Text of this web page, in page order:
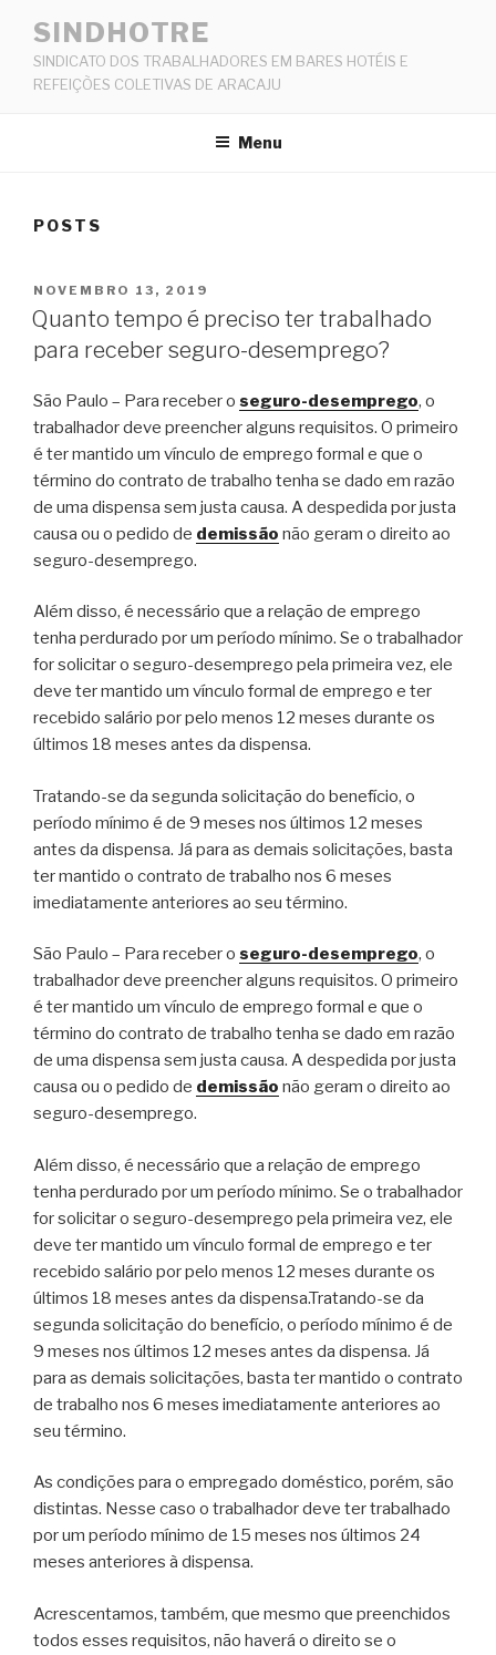
conteúdo
SINDHOTRE
SINDICATO DOS TRABALHADORES EM BARES HOTÉIS E
REFEIÇÕES COLETIVAS DE ARACAJU
Menu
POSTS
PUBLICADO
EM
NOVEMBRO 13, 2019
Quanto tempo é preciso ter trabalhado
para receber seguro-desemprego?
São Paulo – Para receber o seguro-desemprego, o
trabalhador deve preencher alguns requisitos. O primeiro
é ter mantido um vínculo de emprego formal e que o
término do contrato de trabalho tenha se dado em razão
de uma dispensa sem justa causa. A despedida por justa
causa ou o pedido de demissão não geram o direito ao
seguro-desemprego.
Além disso, é necessário que a relação de emprego
tenha perdurado por um período mínimo. Se o trabalhador
for solicitar o seguro-desemprego pela primeira vez, ele
deve ter mantido um vínculo formal de emprego e ter
recebido salário por pelo menos 12 meses durante os
últimos 18 meses antes da dispensa.
Tratando-se da segunda solicitação do benefício, o
período mínimo é de 9 meses nos últimos 12 meses
antes da dispensa. Já para as demais solicitações, basta
ter mantido o contrato de trabalho nos 6 meses
imediatamente anteriores ao seu término.
São Paulo – Para receber o seguro-desemprego, o
trabalhador deve preencher alguns requisitos. O primeiro
é ter mantido um vínculo de emprego formal e que o
término do contrato de trabalho tenha se dado em razão
de uma dispensa sem justa causa. A despedida por justa
causa ou o pedido de demissão não geram o direito ao
seguro-desemprego.
Além disso, é necessário que a relação de emprego
tenha perdurado por um período mínimo. Se o trabalhador
for solicitar o seguro-desemprego pela primeira vez, ele
deve ter mantido um vínculo formal de emprego e ter
recebido salário por pelo menos 12 meses durante os
últimos 18 meses antes da dispensa.Tratando-se da
segunda solicitação do benefício, o período mínimo é de
9 meses nos últimos 12 meses antes da dispensa. Já
para as demais solicitações, basta ter mantido o contrato
de trabalho nos 6 meses imediatamente anteriores ao
seu término.
As condições para o empregado doméstico, porém, são
distintas. Nesse caso o trabalhador deve ter trabalhado
por um período mínimo de 15 meses nos últimos 24
meses anteriores à dispensa.
Acrescentamos, também, que mesmo que preenchidos
todos esses requisitos, não haverá o direito se o